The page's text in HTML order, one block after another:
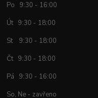
Po 9:30 - 16:00
Út 9:30 - 18:00
St 9:30 - 18:00
Čt 9:30 - 18:00
Pá 9:30 - 16:00
So, Ne - zavřeno